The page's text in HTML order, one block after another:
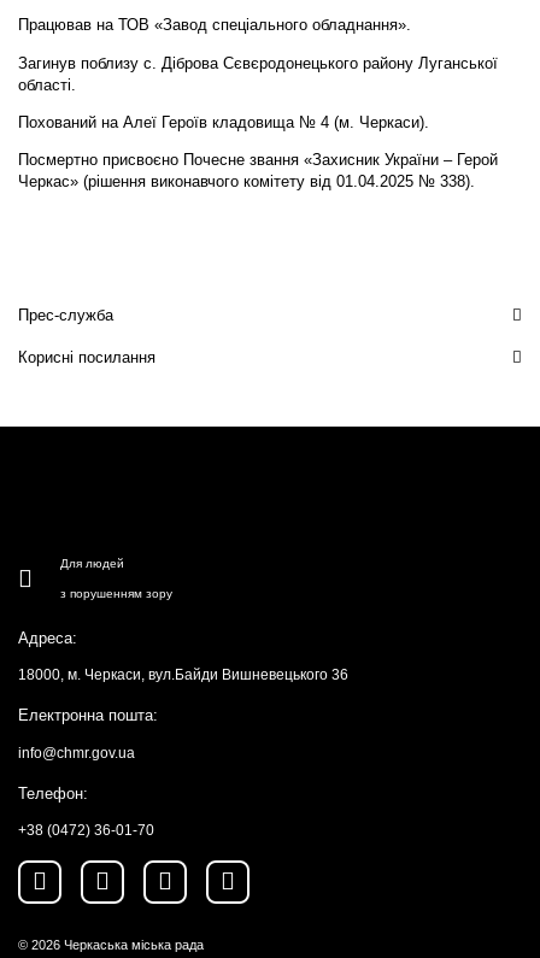
Працював на ТОВ «Завод спеціального обладнання».
Загинув поблизу с. Діброва Сєвєродонецького району Луганської
області.
Похований на Алеї Героїв кладовища № 4 (м. Черкаси).
Посмертно присвоєно Почесне звання «Захисник України – Герой
Черкас» (рішення виконавчого комітету від 01.04.2025 № 338).
Прес-служба
Корисні посилання
Для людей
з порушенням зору
Адреса:
18000, м. Черкаси, вул.Байди Вишневецького 36
Електронна пошта:
info@chmr.gov.ua
Телефон:
+38 (0472) 36-01-70
© 2026 Черкаська міська рада